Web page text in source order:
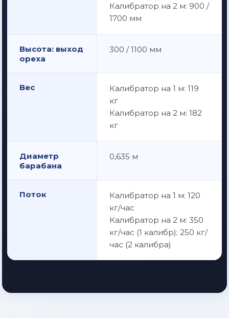
Калибратор на 2 м: 900 /
1700 мм
Высота: выход
ореха
300 / 1100 мм
Вес
Калибратор на 1 м: 119
кг
Калибратор на 2 м: 182
кг
Диаметр
барабана
0,635 м
Поток
Калибратор на 1 м: 120
кг/час
Калибратор на 2 м: 350
кг/час (1 калибр); 250 кг/
час (2 калибра)